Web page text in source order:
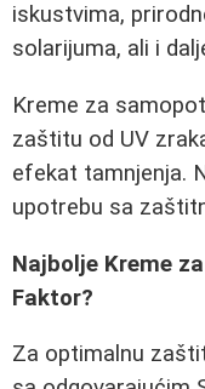
iskustvima,
solarijuma, ali i
Kreme za
zaštitu od UV
efekat tamnjenja.
upotrebu sa
Najbolje Kreme
Faktor?
Za optimalnu